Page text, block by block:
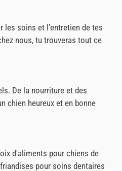
les soins et l'entretien de tes
nous, tu trouveras tout ce
De la nourriture et des
chien heureux et en bonne
d'aliments pour chiens de
pour soins dentaires